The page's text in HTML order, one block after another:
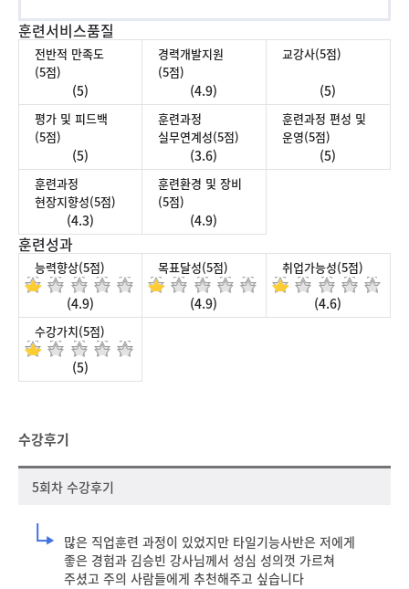
훈련서비스품질
전반적 만족도
(5점)
(5)
경력개발지원
(5점)
(4.9)
교강사(5점)
(5)
평가 및 피드백
(5점)
(5)
훈련과정
실무연계성(5점)
(3.6)
훈련과정 편성 및
운영(5점)
(5)
훈련과정
현장지향성(5점)
(4.3)
훈련환경 및 장비
(5점)
(4.9)
훈련성과
능력향상(5점)
(4.9)
목표달성(5점)
(4.9)
취업가능성(5점)
(4.6)
수강가치(5점)
(5)
수강후기
5회차 수강후기
많은 직업훈련 과정이 있었지만 타일기능사반은 저에게
좋은 경험과 김승빈 강사님께서 성심 성의껏 가르쳐
주셨고 주의 사람들에게 추천해주고 싶습니다